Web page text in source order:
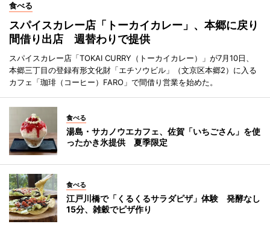
食べる
スパイスカレー店「トーカイカレー」、本郷に戻り
間借り出店 週替わりで提供
スパイスカレー店「TOKAI CURRY（トーカイカレー）」が7月10日、
本郷三丁目の登録有形文化財「エチソウビル」（文京区本郷2）に入る
カフェ「珈琲（コーヒー）FARO」で間借り営業を始めた。
食べる
湯島・サカノウエカフェ、佐賀「いちごさん」を使
ったかき氷提供 夏季限定
食べる
江戸川橋で「くるくるサラダピザ」体験 発酵なし
15分、雑穀でピザ作り